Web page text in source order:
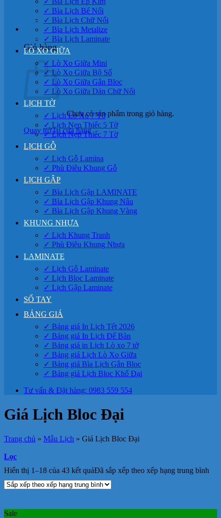
0
Giỏ hàng
Chưa có sản phẩm trong giỏ hàng.
Quay trở lại cửa hàng
✓ Bìa Lịch Bế Nổi
✓ Bìa Lịch Chữ Nổi
✓ Bìa Lịch Metalize
✓ Bìa Lịch Laminate
LÒ XO GIỮA
✓ Lò Xo Giữa Mini
✓ Lò Xo Giữa Bộ Số
✓ Lò Xo Giữa Gắn Bloc
✓ Lò Xo Giữa Dán Chữ Nổi
LỊCH TỜ
✓ Lịch Lò Xo 7 Tờ
✓ Lịch Nẹp Thiếc 5 Tờ
✓ Lịch Nẹp Thiếc 7 Tờ
LỊCH GỖ
✓ Lịch Gỗ Lamina
✓ Phù Điêu Khung Gỗ
LỊCH GẬP
✓ Bìa Lịch Gập LAMINATE
✓ Bìa Lịch Gập Khung Nâu
✓ Bìa Lịch Gập Khung Vàng
KHUNG NHỰA
✓ Lịch Khung Tranh
✓ Phù Điêu Khung Nhựa
LAMINATE
✓ Lịch Gỗ Laminate
✓ Lịch Bloc Laminate
✓ Lịch Gập Laminate
SỔ TAY
BẢNG GIÁ
✓ Bảng giá In Lịch Tết 2026
✓ Bảng giá In Lịch Để Bàn
✓ Bảng giá in Lịch Lò xo 7 tờ
✓ Bảng giá Lịch Lò Xo Giữa
✓ Bảng giá Bìa Lịch Gắn Bloc
✓ Bảng giá Lịch Bloc Khổ Đại
Tư vấn & Đặt hàng: 0983 559 554
Giá Lịch Bloc Đại
Trang chủ » Mẫu Lịch » Giá Lịch Bloc Đại
Lọc
Hiển thị 1–18 của 43 kết quảĐã sắp xếp theo xếp hạng trung bình
Sale